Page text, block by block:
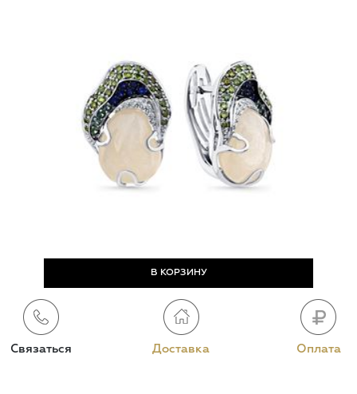
Связаться Доставка Оплата